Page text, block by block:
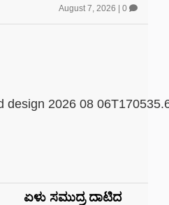
August 7, 2026 0
ಏಳು ಸಮುದ್ರ ದಾಟಿದ